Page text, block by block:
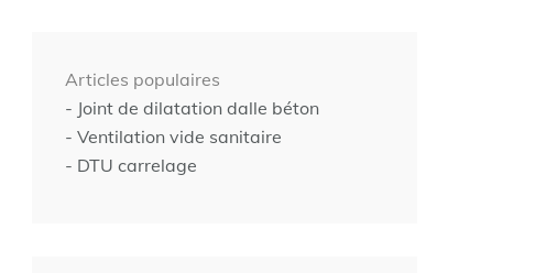
Articles populaires
- Joint de dilatation dalle béton
- Ventilation vide sanitaire
- DTU carrelage